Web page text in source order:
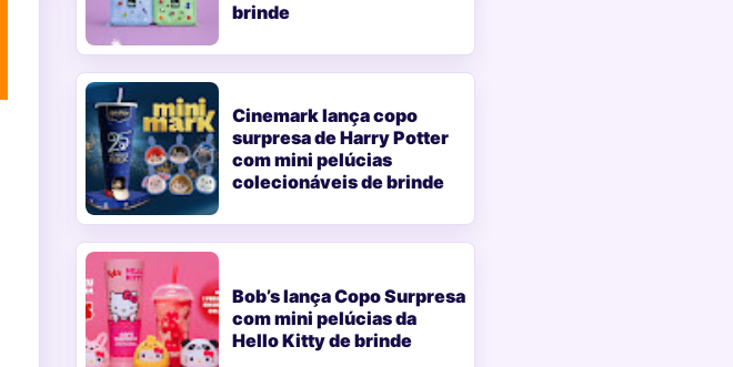
brinde
Cinemark lança copo
surpresa de Harry Potter
com mini pelúcias
colecionáveis de brinde
Bob’s lança Copo Surpresa
com mini pelúcias da
Hello Kitty de brinde